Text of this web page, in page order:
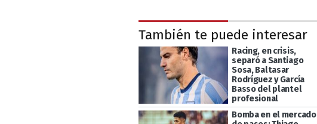
También te puede interesar
Racing, en crisis,
separó a Santiago
Sosa, Baltasar
Rodríguez y García
Basso del plantel
profesional
Bomba en el mercado